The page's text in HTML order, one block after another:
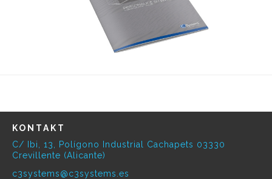
KONTAKT
C/ Ibi, 13, Polígono Industrial Cachapets 03330
Crevillente (Alicante)
c3systems@c3systems.es